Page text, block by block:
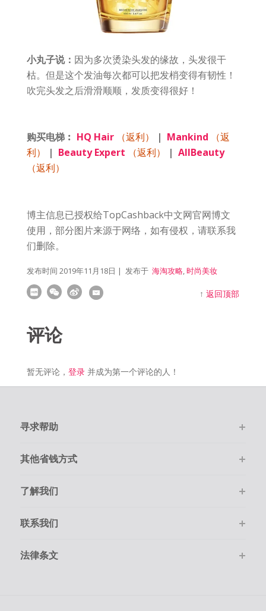
小丸子说： 因为多次烫染头发的缘故，头发很干
枯。但是这个发油每次都可以把发梢变得有韧性！
吹完头发之后滑滑顺顺，发质变得很好！
购买电梯︰ HQ Hair （返利） | Mankind
（返
利）
| Beauty Expert （返利） | AllBeauty
（返利）
博主信息已授权给TopCashback中文网官网博文
使用，部分图片来源于网络，如有侵权，请联系我
们删除。
发布时间 2019年11月18日 | 发布于 海淘攻略,时尚美妆
↑返回顶部
评论
暂无评论， 登录并成为第一个评论的人！
寻求帮助
其他省钱方式
了解我们
联系我们
法律条文